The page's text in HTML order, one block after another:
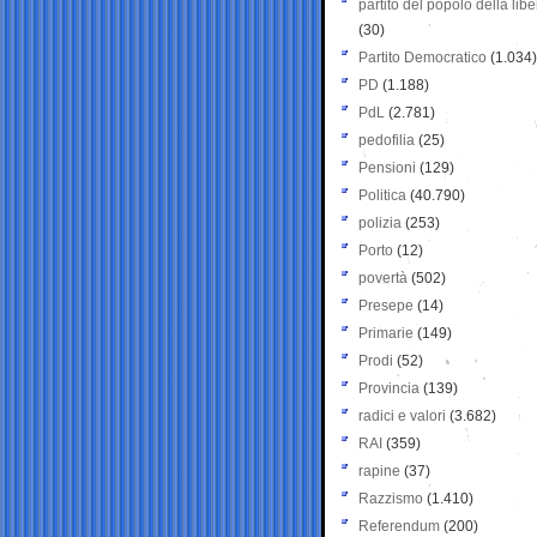
partito del popolo della
(30)
Partito Democratico (1.034)
PD (1.188)
PdL (2.781)
pedofilia (25)
Pensioni (129)
Politica (40.790)
polizia (253)
Porto (12)
povertà (502)
Presepe (14)
Primarie (149)
Prodi (52)
Provincia (139)
radici e valori (3.682)
RAI (359)
rapine (37)
Razzismo (1.410)
Referendum (200)